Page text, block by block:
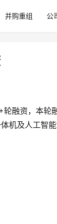
并购重组 公
融资，本轮
机及人工智